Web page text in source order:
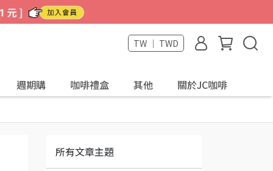
TW ｜ TWD
週期購 咖啡禮盒 其他 關於JC咖啡
所有文章主題